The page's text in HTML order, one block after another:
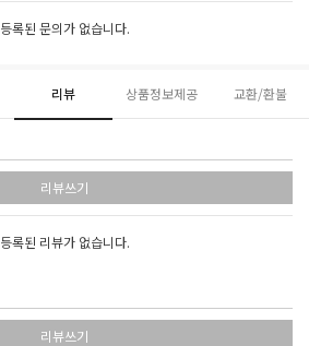
등록된 문의가 없습니다.
리뷰 상품정보제공 교환/환불
리뷰쓰기
등록된 리뷰가 없습니다.
리뷰쓰기